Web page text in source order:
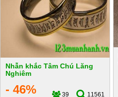
Nhẫn khắc Tâm Chú Lăng
Nghiêm
- 46% 39
11561